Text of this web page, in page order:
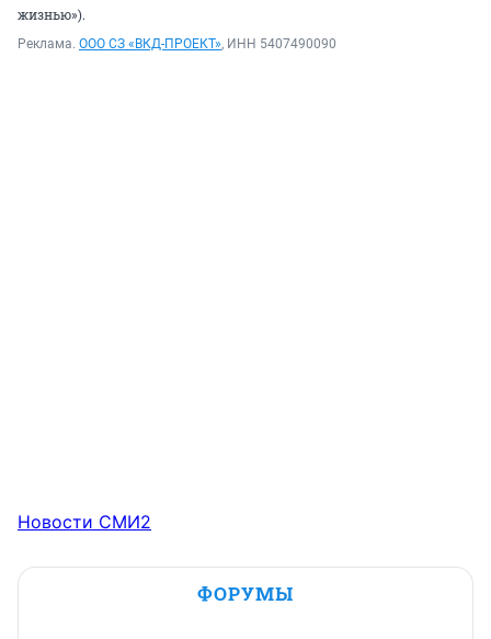
жизнью»).
Реклама. ООО СЗ «ВКД-ПРОЕКТ», ИНН 5407490090
Новости СМИ2
ФОРУМЫ